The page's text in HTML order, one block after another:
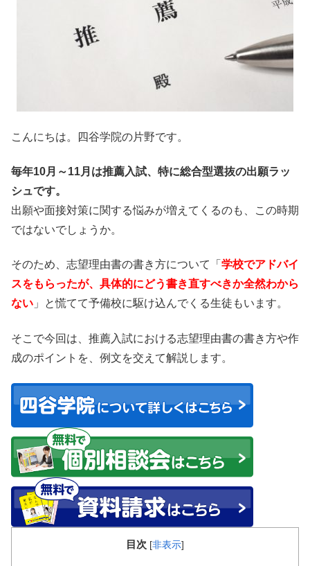
こんにちは。四谷学院の片野です。
毎年10月～11月は推薦入試、特に総合型選抜の出願ラッ
シュです。
出願や面接対策に関する悩みが増えてくるのも、この時期
ではないでしょうか。
そのため、志望理由書の書き方について「 学校でアドバイ
スをもらったが、具体的にどう書き直すべきか全然わから
ない 」と慌てて予備校に駆け込んでくる生徒もいます。
そこで今回は、推薦入試における志望理由書の書き方や作
成のポイントを、例文を交えて解説します。
目次 [非表示]